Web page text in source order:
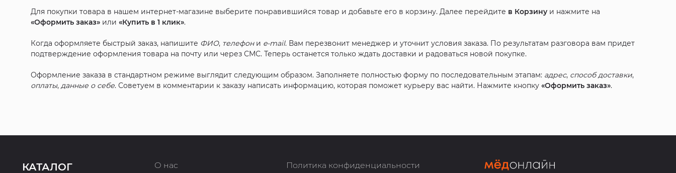
Для покупки товара в нашем интернет-магазине выберите понравившийся товар и добавьте его в корзину. Далее перейдите в Корзину и нажмите на
«Оформить заказ» или«Купить в 1 клик».
Когда оформляете быстрый заказ, напишите ФИО, телефони e-mail. Вам перезвонит менеджер и уточнит условия заказа. По результатам разговора вам придет
подтверждение оформления товара на почту или через СМС. Теперь останется только ждать доставки и радоваться новой покупке.
Оформление заказа в стандартном режиме выглядит следующим образом. Заполняете полностью форму по последовательным этапам: адрес, способ доставки,
оплаты,данные о себе. Советуем в комментарии к заказу написать информацию, которая поможет курьеру вас найти. Нажмите кнопку«Оформить заказ».
КАТАЛОГ
О нас
Политика конфиденциальности